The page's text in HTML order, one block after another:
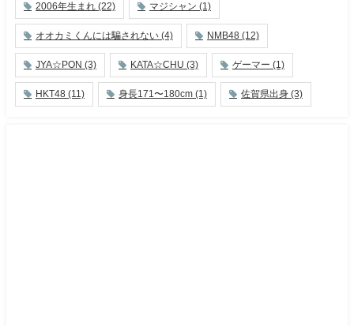
2006年生まれ (22) マジシャン (1)
オオカミくんには騙されない (4) NMB48 (12)
JYA☆PON (3) KATA☆CHU (3) ゲーマー (1)
HKT48 (11) 身長171〜180cm (1) 佐賀県出身 (3)